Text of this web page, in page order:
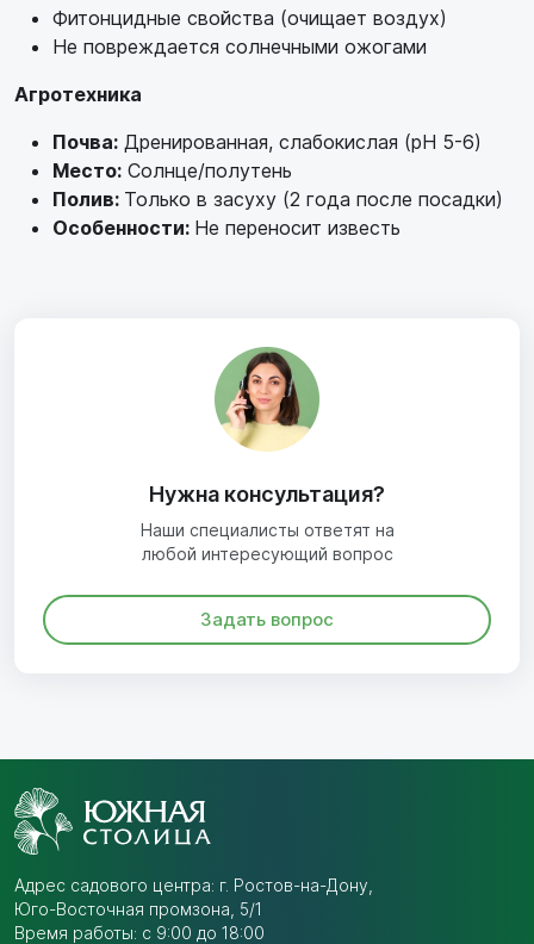
Фитонцидные свойства (очищает воздух)
Не повреждается солнечными ожогами
Агротехника
Почва: Дренированная, слабокислая (pH 5-6)
Место: Солнце/полутень
Полив: Только в засуху (2 года после посадки)
Особенности: Не переносит известь
Нужна консультация?
Наши специалисты ответят на
любой интересующий вопрос
Задать вопрос
Адрес садового центра: г. Ростов-на-Дону,
Юго-Восточная промзона, 5/1
Время работы: с 9:00 до 18:00